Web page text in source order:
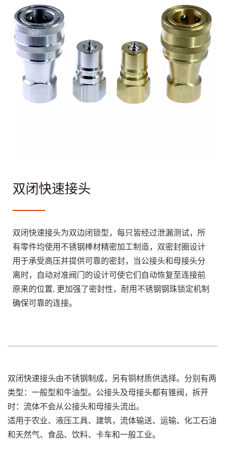
双闭快速接头
双闭快速接头为双边闭锁型，每只皆经过泄漏测试，所
有零件均使用不锈钢棒材精密加工制造，双密封圈设计
用于承受高压并提供可靠的密封，当公接头和母接头分
离时，自动对准阀门的设计可使它们自动恢复至连接前
原来的位置, 更加强了密封性，耐用不锈钢钢珠锁定机制
确保可靠的连接。
双闭快速接头由不锈钢制成，另有铜材质供选择。分别有两
类型：一般型和牛油型。公接头及母接头都有锥阀，拆开
时：流体不会从公接头和母接头流出。
适用于农业、液压工具、建筑，流体输送、运输、化工石油
和天然气、食品、饮料、卡车和一般工业。